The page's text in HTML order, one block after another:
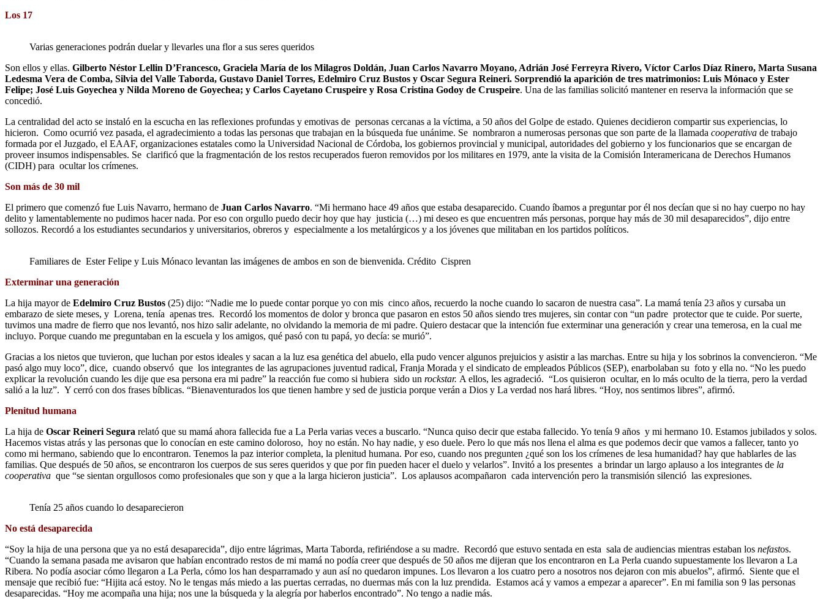
Los 17
Varias generaciones podrán duelar y llevarles una flor a sus seres queridos
Son ellos y ellas. Gilberto Néstor Lellin D’Francesco, Graciela María de los Milagros Doldán, Juan Carlos Navarro Moyano, Adrián José Ferreyra Rivero, Víctor Carlos Díaz Rinero, Marta Susana
Ledesma Vera de Comba, Silvia del Valle Taborda, Gustavo Daniel Torres, Edelmiro Cruz Bustos y Oscar Segura Reineri. Sorprendió la aparición de tres matrimonios: Luis Mónaco y Ester
Felipe; José Luis Goyechea y Nilda Moreno de Goyechea; y Carlos Cayetano Cruspeire y Rosa Cristina Godoy de Cruspeire. Una de las familias solicitó mantener en reserva la información que se
concedió.
La centralidad del acto se instaló en la escucha en las reflexiones profundas y emotivas de personas cercanas a la víctima, a 50 años del Golpe de estado. Quienes decidieron compartir sus experiencias, lo
hicieron. Como ocurrió vez pasada, el agradecimiento a todas las personas que trabajan en la búsqueda fue unánime. Se nombraron a numerosas personas que son parte de la llamada cooperativa de trabajo
formada por el Juzgado, el EAAF, organizaciones estatales como la Universidad Nacional de Córdoba, los gobiernos provincial y municipal, autoridades del gobierno y los funcionarios que se encargan de
proveer insumos indispensables. Se clarificó que la fragmentación de los restos recuperados fueron removidos por los militares en 1979, ante la visita de la Comisión Interamericana de Derechos Humanos
(CIDH) para ocultar los crímenes.
Son más de 30 mil
El primero que comenzó fue Luis Navarro, hermano de Juan Carlos Navarro. “Mi hermano hace 49 años que estaba desaparecido. Cuando íbamos a preguntar por él nos decían que si no hay cuerpo no hay
delito y lamentablemente no pudimos hacer nada. Por eso con orgullo puedo decir hoy que hay justicia (…) mi deseo es que encuentren más personas, porque hay más de 30 mil desaparecidos”, dijo entre
sollozos. Recordó a los estudiantes secundarios y universitarios, obreros y especialmente a los metalúrgicos y a los jóvenes que militaban en los partidos políticos.
Familiares de Ester Felipe y Luis Mónaco levantan las imágenes de ambos en son de bienvenida. Crédito Cispren
Exterminar una generación
La hija mayor de Edelmiro Cruz Bustos (25) dijo: “Nadie me lo puede contar porque yo con mis cinco años, recuerdo la noche cuando lo sacaron de nuestra casa”. La mamá tenía 23 años y cursaba un
embarazo de siete meses, y Lorena, tenía apenas tres. Recordó los momentos de dolor y bronca que pasaron en estos 50 años siendo tres mujeres, sin contar con “un padre protector que te cuide. Por suerte,
tuvimos una madre de fierro que nos levantó, nos hizo salir adelante, no olvidando la memoria de mi padre. Quiero destacar que la intención fue exterminar una generación y crear una temerosa, en la cual me
incluyo. Porque cuando me preguntaban en la escuela y los amigos, qué pasó con tu papá, yo decía: se murió”.
Gracias a los nietos que tuvieron, que luchan por estos ideales y sacan a la luz esa genética del abuelo, ella pudo vencer algunos prejuicios y asistir a las marchas. Entre su hija y los sobrinos la convencieron. “Me
pasó algo muy loco”, dice, cuando observó que los integrantes de las agrupaciones juventud radical, Franja Morada y el sindicato de empleados Públicos (SEP), enarbolaban su foto y ella no. “No les puedo
explicar la revolución cuando les dije que esa persona era mi padre” la reacción fue como si hubiera sido un rockstar. A ellos, les agradeció. “Los quisieron ocultar, en lo más oculto de la tierra, pero la verdad
salió a la luz”. Y cerró con dos frases bíblicas. “Bienaventurados los que tienen hambre y sed de justicia porque verán a Dios y La verdad nos hará libres. “Hoy, nos sentimos libres”, afirmó.
Plenitud humana
La hija de Oscar Reineri Segura relató que su mamá ahora fallecida fue a La Perla varias veces a buscarlo. “Nunca quiso decir que estaba fallecido. Yo tenía 9 años y mi hermano 10. Estamos jubilados y solos.
Hacemos vistas atrás y las personas que lo conocían en este camino doloroso, hoy no están. No hay nadie, y eso duele. Pero lo que más nos llena el alma es que podemos decir que vamos a fallecer, tanto yo
como mi hermano, sabiendo que lo encontraron. Tenemos la paz interior completa, la plenitud humana. Por eso, cuando nos pregunten ¿qué son los los crímenes de lesa humanidad? hay que hablarles de las
familias. Que después de 50 años, se encontraron los cuerpos de sus seres queridos y que por fin pueden hacer el duelo y velarlos”. Invitó a los presentes a brindar un largo aplauso a los integrantes de la
cooperativa que “se sientan orgullosos como profesionales que son y que a la larga hicieron justicia”. Los aplausos acompañaron cada intervención pero la transmisión silenció las expresiones.
Tenía 25 años cuando lo desaparecieron
No está desaparecida
“Soy la hija de una persona que ya no está desaparecida”, dijo entre lágrimas, Marta Taborda, refiriéndose a su madre. Recordó que estuvo sentada en esta sala de audiencias mientras estaban los nefastos.
“Cuando la semana pasada me avisaron que habían encontrado restos de mi mamá no podía creer que después de 50 años me dijeran que los encontraron en La Perla cuando supuestamente los llevaron a La
Ribera. No podía asociar cómo llegaron a La Perla, cómo los han desparramado y aun así no quedaron impunes. Los llevaron a los cuatro pero a nosotros nos dejaron con mis abuelos”, afirmó. Siente que el
mensaje que recibió fue: “Hijita acá estoy. No le tengas más miedo a las puertas cerradas, no duermas más con la luz prendida. Estamos acá y vamos a empezar a aparecer”. En mi familia son 9 las personas
desaparecidas. “Hoy me acompaña una hija; nos une la búsqueda y la alegría por haberlos encontrado”. No tengo a nadie más.